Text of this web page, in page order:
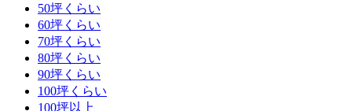
50坪くらい
60坪くらい
70坪くらい
80坪くらい
90坪くらい
100坪くらい
100坪以上